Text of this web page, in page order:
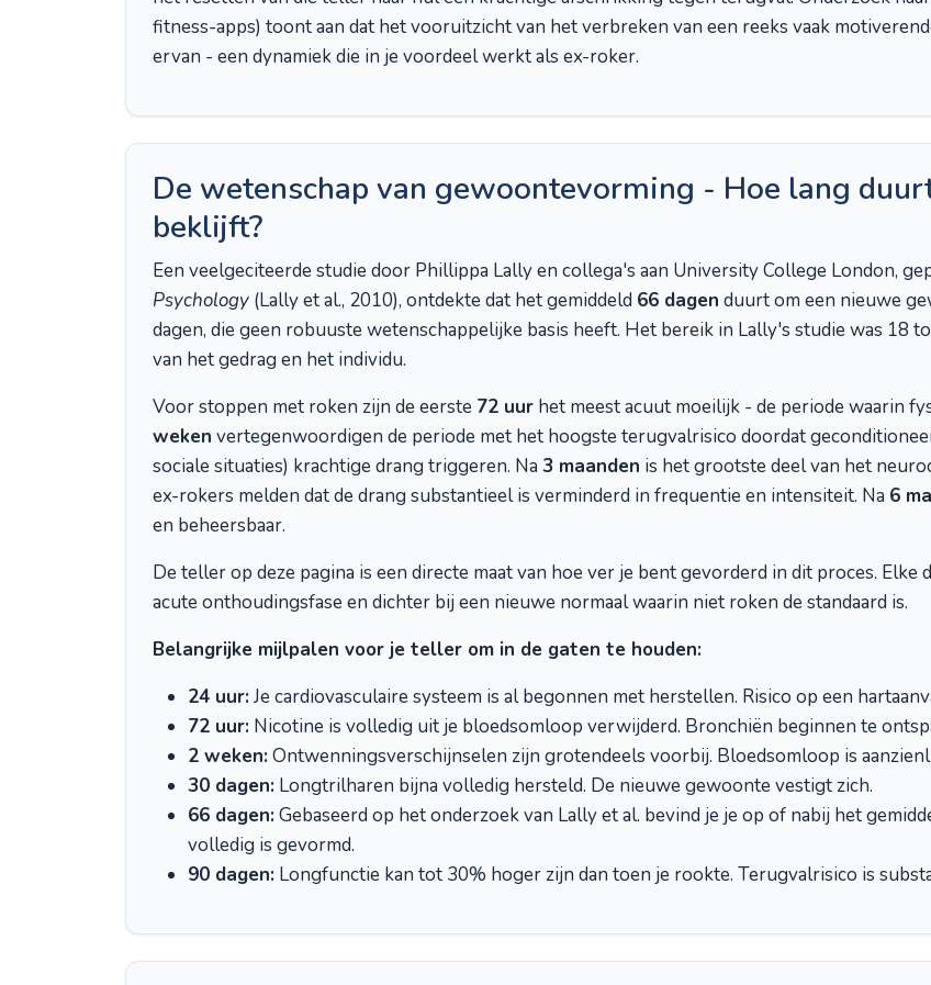
fitness-apps) toont aan dat het vooruitzicht van het verbreken van een reeks vaak
ervan - een dynamiek die in je voordeel werkt als ex-roker.
De wetenschap van gewoontevorming - Hoe lang
beklijft?
Een veelgeciteerde studie door Phillippa Lally en collega's aan University College London,
Psychology (Lally et al., 2010), ontdekte dat het gemiddeld 66 dagen duurt om een nieuwe
dagen, die geen robuuste wetenschappelijke basis heeft. Het bereik in Lally's studie was 18
van het gedrag en het individu.
Voor stoppen met roken zijn de eerste 72 uur het meest acuut moeilijk - de periode waarin
weken vertegenwoordigen de periode met het hoogste terugvalrisico doordat
sociale situaties) krachtige drang triggeren. Na 3 maanden is het grootste deel van het
ex-rokers melden dat de drang substantieel is verminderd in frequentie en intensiteit. Na 6
en beheersbaar.
De teller op deze pagina is een directe maat van hoe ver je bent gevorderd in dit proces. Elke
acute onthoudingsfase en dichter bij een nieuwe normaal waarin niet roken de standaard is.
Belangrijke mijlpalen voor je teller om in de gaten te houden:
24 uur:Je cardiovasculaire systeem is al begonnen met herstellen. Risico op een
72 uur: Nicotine is volledig uit je bloedsomloop verwijderd. Bronchiën beginnen te
2 weken:Ontwenningsverschijnselen zijn grotendeels voorbij. Bloedsomloop is
30 dagen: Longtrilharen bijna volledig hersteld. De nieuwe gewoonte vestigt zich.
66 dagen:Gebaseerd op het onderzoek van Lally et al. bevind je je op of nabij het
volledig is gevormd.
90 dagen: Longfunctie kan tot 30% hoger zijn dan toen je rookte. Terugvalrisico is